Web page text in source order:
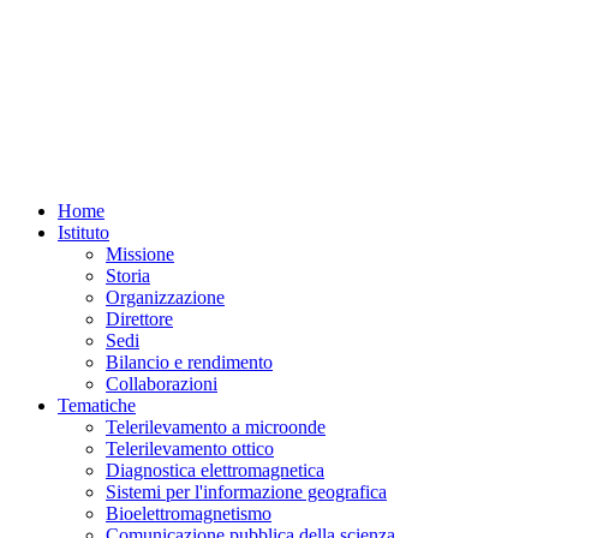
Home
Istituto
Missione
Storia
Organizzazione
Direttore
Sedi
Bilancio e rendimento
Collaborazioni
Tematiche
Telerilevamento a microonde
Telerilevamento ottico
Diagnostica elettromagnetica
Sistemi per l'informazione geografica
Bioelettromagnetismo